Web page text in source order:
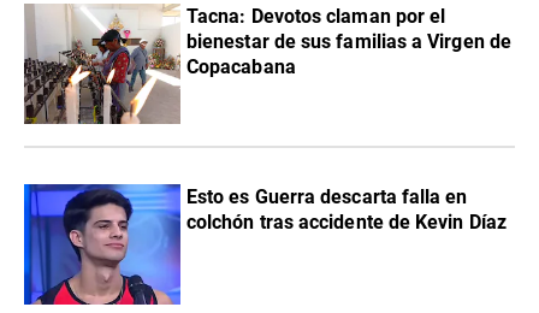
Tacna: Devotos claman por el
bienestar de sus familias a Virgen de
Copacabana
Esto es Guerra descarta falla en
colchón tras accidente de Kevin Díaz